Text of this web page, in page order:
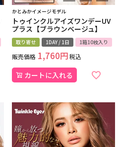
かとみかイメージモデル
トゥインクルアイズワンデーUV
プラス【ブラウンベージュ】
取り寄せ 1DAY / 1日 1箱10枚入り
販売価格 1,760 税込
カートに入れる